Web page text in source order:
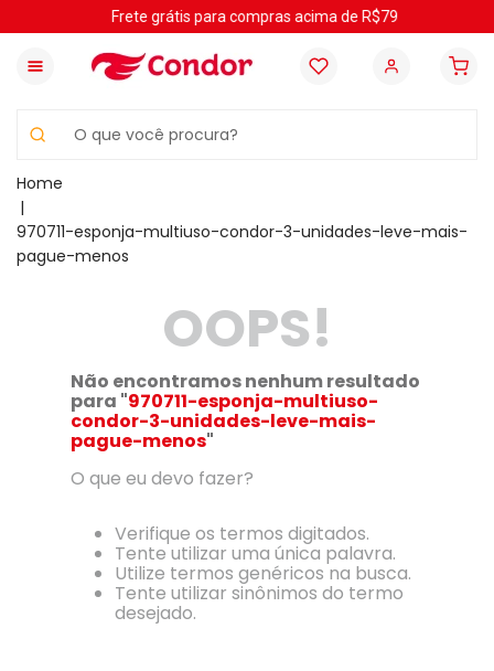
Frete grátis para compras acima de R$79
970711-esponja-multiuso-condor-3-unidades-leve-mais-
pague-menos
OOPS!
Não encontramos nenhum resultado
para "970711-esponja-multiuso-
condor-3-unidades-leve-mais-
pague-menos"
O que eu devo fazer?
Verifique os termos digitados.
Tente utilizar uma única palavra.
Utilize termos genéricos na busca.
Tente utilizar sinônimos do termo
desejado.